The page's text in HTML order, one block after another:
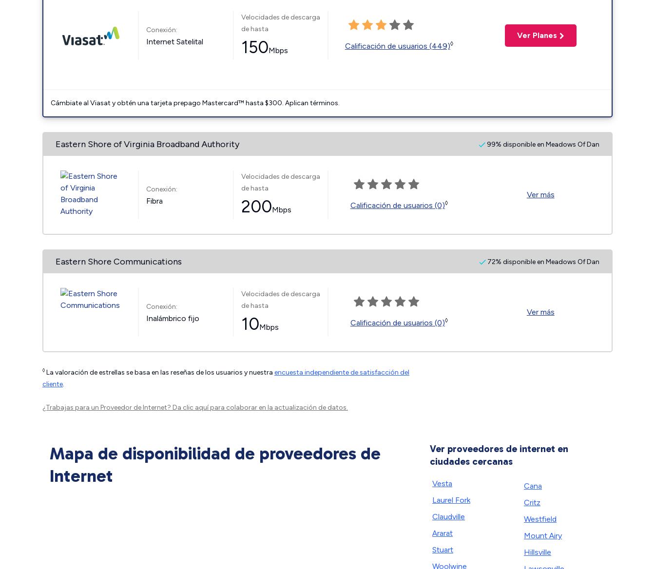
Conexión:
Internet Satelital
Velocidades de descarga
de hasta
150Mbps Calificación de usuarios (449)◊
Ver Planes
Cámbiate al Viasat y obtén una tarjeta prepago Mastercard™ hasta $300. Aplican términos.
Eastern Shore of Virginia Broadband Authority 99% disponible en Meadows Of Dan
Conexión:
Fibra
Velocidades de descarga
de hasta
200Mbps Calificación de usuarios (0)◊
Ver más
Eastern Shore Communications 72% disponible en Meadows Of Dan
Conexión:
Inalámbrico fijo
Velocidades de descarga
de hasta
10Mbps Calificación de usuarios (0)◊
Ver más
◊ La valoración de estrellas se basa en las reseñas de los usuarios y nuestra encuesta independiente de satisfacción del
cliente.
¿Trabajas para un Proveedor de Internet? Da clic aquípara colaborar en la actualización de datos.
Mapa de disponibilidad de proveedores de
Internet
Ver proveedores de internet en
ciudades cercanas
Vesta
Laurel Fork
Claudville
Ararat
Stuart
Woolwine
Cana
Critz
Westfield
Mount Airy
Hillsville